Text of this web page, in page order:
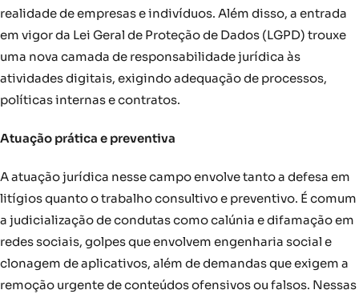
realidade de empresas e indivíduos. Além disso, a entrada
em vigor da Lei Geral de Proteção de Dados (LGPD) trouxe
uma nova camada de responsabilidade jurídica às
atividades digitais, exigindo adequação de processos,
políticas internas e contratos.
Atuação prática e preventiva
A atuação jurídica nesse campo envolve tanto a defesa em
litígios quanto o trabalho consultivo e preventivo. É comum
a judicialização de condutas como calúnia e difamação em
redes sociais, golpes que envolvem engenharia social e
clonagem de aplicativos, além de demandas que exigem a
remoção urgente de conteúdos ofensivos ou falsos. Nessas